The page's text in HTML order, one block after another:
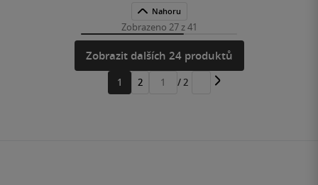
Nahoru
Zobrazeno 27 z 41
Zobrazit dalších 24 produktů
1 2
Přejít
/ 2